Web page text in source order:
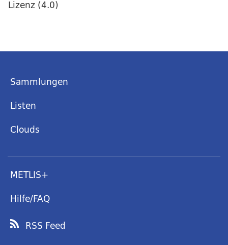
Lizenz (4.0)
Sammlungen
Listen
Clouds
METLIS+
Hilfe/FAQ
RSS Feed